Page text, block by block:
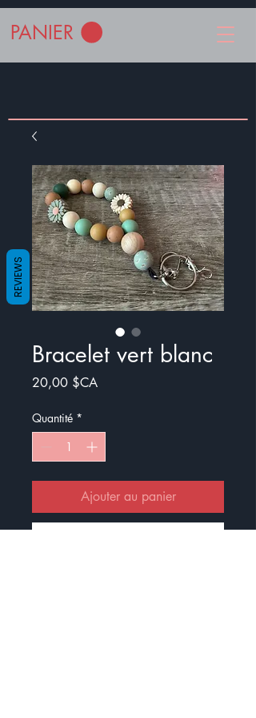
PANIER
Bracelet vert blanc
20,00 $CAPrix
Quantité *
Ajouter au panier
REVIEWS